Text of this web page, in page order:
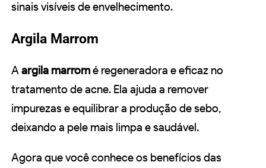
sinais visíveis de envelhecimento.
Argila Marrom
Aargila marromé regeneradora e eficaz no
tratamento de acne. Ela ajuda a remover
impurezas e equilibrar a produção de sebo,
deixando a pele mais limpa e saudável.
Agora que você conhece os benefícios das